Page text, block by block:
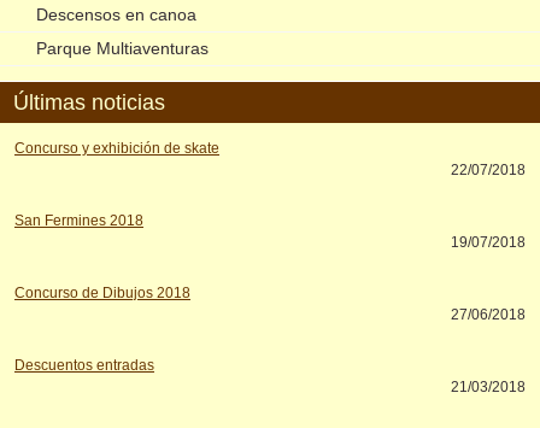
Descensos en canoa
Parque Multiaventuras
Últimas noticias
Concurso y exhibición de skate
22/07/2018
San Fermines 2018
19/07/2018
Concurso de Dibujos 2018
27/06/2018
Descuentos entradas
21/03/2018